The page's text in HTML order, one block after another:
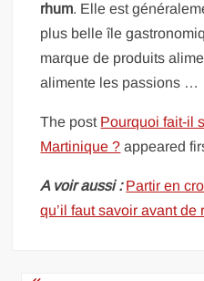
rhum. Elle est
plus belle île
marque de produits
alimente les passions …
The post Pourquoi fait-il
Martinique ? appeared
A voir aussi : Partir en
qu’il faut savoir avant de